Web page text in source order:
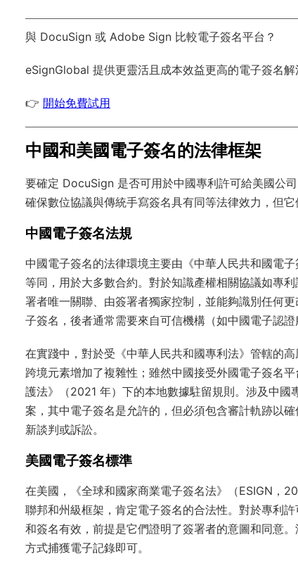
與 DocuSign 或 Adobe Sign 比較電子簽名平台？
eSignGlobal 提供更靈活且成本效益更高的電子簽名
👉 開始免費試用
中國和美國電子簽名的法律框架
要確定 DocuSign 是否可用於中國專利許可給美國公
確保數位協議與傳統手寫簽名具有同等法律效力，但
中國電子簽名法規
中國電子簽名的法律環境主要由《中華人民共和國電
等同，用於大多數合約。對於知識產權相關協議如專
署者唯一關聯、由簽署者獨家控制，並能夠識別任何
子簽名，後者通常需要來自可信機構（如中國電子認證
在實踐中，對於受《中華人民共和國專利法》管轄的
跨境元素增加了複雜性；雖然中國接受外國電子簽名
護法》（2021 年）下的本地數據駐留規則。涉及中
案，其中電子簽名是允許的，但必須包含審計軌跡以
新談判或訴訟。
美國電子簽名標準
在美國，《全球和國家商業電子簽名法》（ESIGN，
聯邦和州級框架，肯定電子簽名的合法性。對於專利
和簽名有效，前提是它們證明了簽署者的意圖和同意
方式捕獲電子記錄即可。